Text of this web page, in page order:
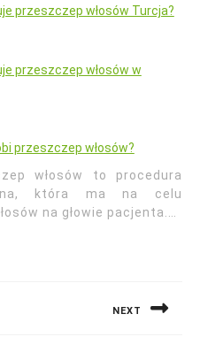
przeszczep włosów Turcja?
przeszczep włosów w
przeszczep włosów?
włosów to procedura
która ma na celu
na głowie pacjenta.…
NEXT